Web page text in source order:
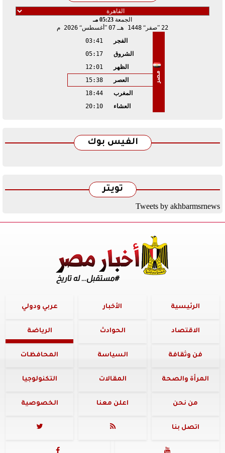
الجمعة 05:23 مـ
22 صفر 1448 هـ 07 أغسطس 2026 م
مصر
الفجر
03:41
الشروق
05:17
الظهر
12:01
العصر
15:38
المغرب
18:44
العشاء
20:10
الفيس بوك
تويتر
Tweets by akhbarmsrnews
الرئيسية الأخبار عربي ودولي
الاقتصاد الحوادث الرياضة
فن وثقافة السياسة المحافظات
المرأة والصحة المقالات التكنولوجيا
من نحن اعلن معنا الخصوصية
اتصل بنا 
